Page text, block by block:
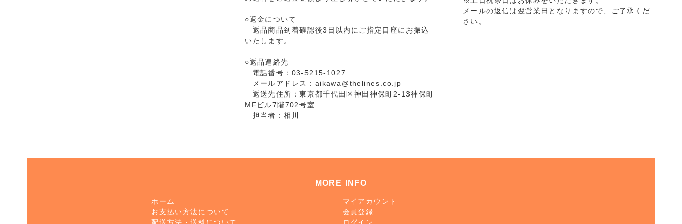
○返金について
返品商品到着確認後3日以内にご指定口座にお振込
いたします。
○返品連絡先
電話番号：03-5215-1027
メールアドレス：aikawa@thelines.co.jp
返送先住所：東京都千代田区神田神保町2-13神保町
MFビル7階702号室
担当者：相川
メールの返信は翌営業日となりますので、ご了承くだ
さい。
MORE INFO
ホーム
お支払い方法について
配送方法・送料について
マイアカウント
会員登録
ログイン